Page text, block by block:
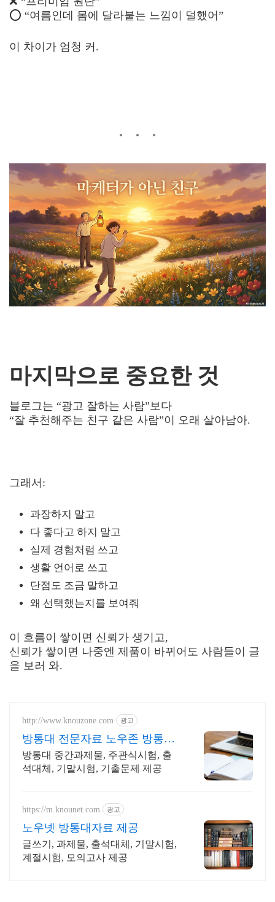
⭕ “여름인데 몸에 달라붙는 느낌이 덜했어”
이 차이가 엄청 커.
마지막으로 중요한 것
블로그는 “광고 잘하는 사람”보다
“잘 추천해주는 친구 같은 사람”이 오래 살아남아.
그래서:
과장하지 말고
다 좋다고 하지 말고
실제 경험처럼 쓰고
생활 언어로 쓰고
단점도 조금 말하고
왜 선택했는지를 보여줘
이 흐름이 쌓이면 신뢰가 생기고,
신뢰가 쌓이면 나중엔 제품이 바뀌어도 사람들이 글
을 보러 와.
http://www.knouzone.com 광고
방통대 전문자료 노우존 방통대
자료포털 NO.1
방통대 중간과제물, 주관식시험, 출
석대체, 기말시험, 기출문제 제공
https://m.knounet.com 광고
노우넷 방통대자료 제공
글쓰기, 과제물, 출석대체, 기말시험,
계절시험, 모의고사 제공